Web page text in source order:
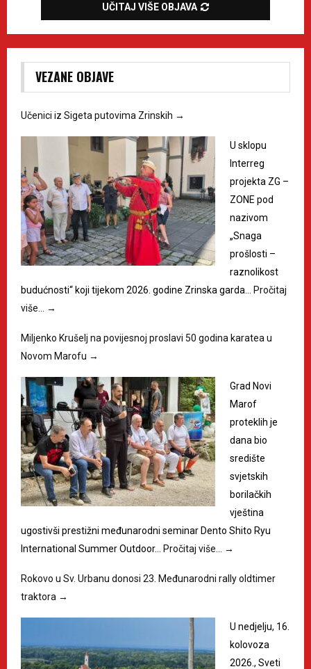
UČITAJ VIŠE OBJAVA
VEZANE OBJAVE
Učenici iz Sigeta putovima Zrinskih →
U sklopu
Interreg
projekta ZG –
ZONE pod
nazivom
„Snaga
prošlosti –
raznolikost
budućnosti“ koji tijekom 2026. godine Zrinska garda…
Pročitaj
više…
→
Miljenko Krušelj na povijesnoj proslavi 50 godina karatea u
Novom Marofu →
Grad Novi
Marof
proteklih je
dana bio
središte
svjetskih
borilačkih
vještina
ugostivši prestižni međunarodni seminar Dento Shito Ryu
International Summer Outdoor…
Pročitaj više… →
Rokovo u Sv. Urbanu donosi 23. Međunarodni rally oldtimer
traktora →
U nedjelju, 16.
kolovoza
2026., Sveti